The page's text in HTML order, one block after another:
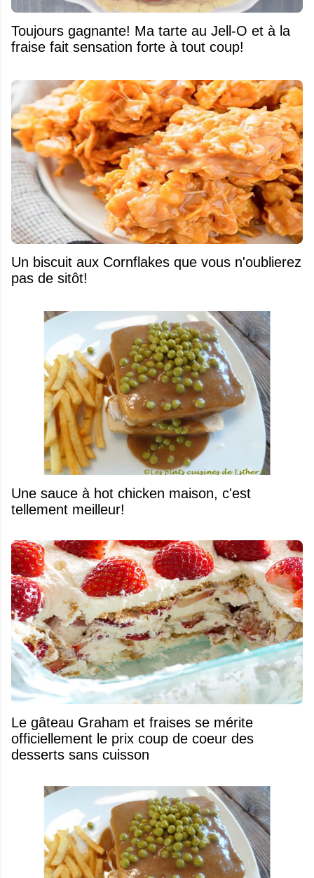
Toujours gagnante! Ma tarte au Jell-O et à la
fraise fait sensation forte à tout coup!
Un biscuit aux Cornflakes que vous n'oublierez
pas de sitôt!
Une sauce à hot chicken maison, c'est
tellement meilleur!
Le gâteau Graham et fraises se mérite
officiellement le prix coup de coeur des
desserts sans cuisson